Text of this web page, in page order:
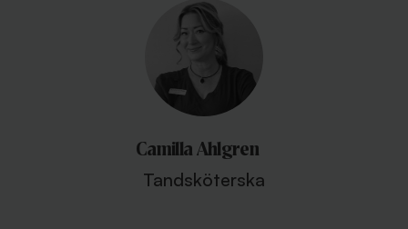
Camilla Ahlgren
Tandsköterska